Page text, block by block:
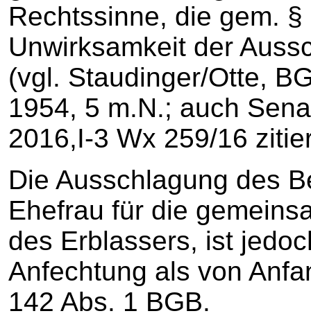
Rechtssinne, die gem.
Unwirksamkeit der
(vgl. Staudinger/Otte,
1954, 5 m.N.; auch
2016,I-3 Wx 259/16
Die Ausschlagung des
Ehefrau für die
des Erblassers, ist
Anfechtung als von
142 Abs. 1 BGB.